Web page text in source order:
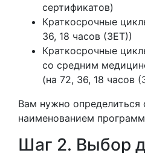
сертификатов)
Краткосрочные
36, 18 часов (ЗЕТ))
Краткосрочные
со средним
(на 72, 36, 18 часов
Вам нужно определиться
наименованием
Шаг 2. Выбор